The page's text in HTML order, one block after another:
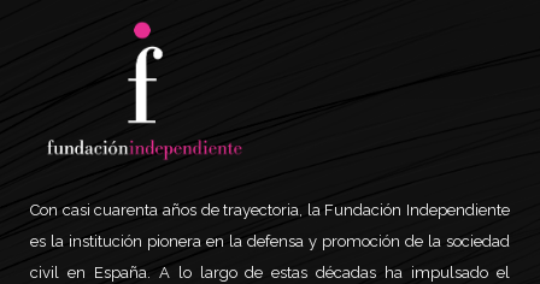
Con casi cuarenta años de trayectoria, la Fundación Independiente
es la institución pionera en la defensa y promoción de la sociedad
civil en España. A lo largo de estas décadas ha impulsado el